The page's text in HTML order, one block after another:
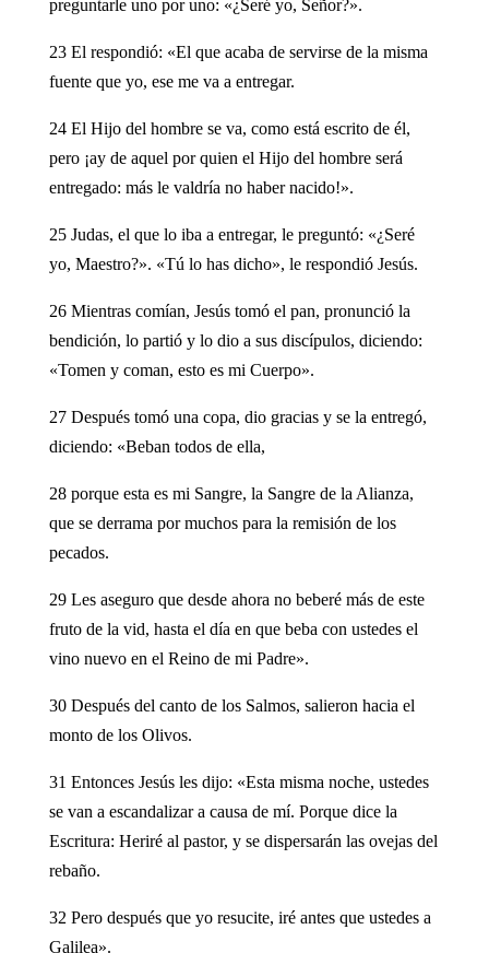
preguntarle uno por uno: «¿Seré yo, Señor?».
23 El respondió: «El que acaba de servirse de la misma
fuente que yo, ese me va a entregar.
24 El Hijo del hombre se va, como está escrito de él,
pero ¡ay de aquel por quien el Hijo del hombre será
entregado: más le valdría no haber nacido!».
25 Judas, el que lo iba a entregar, le preguntó: «¿Seré
yo, Maestro?». «Tú lo has dicho», le respondió Jesús.
26 Mientras comían, Jesús tomó el pan, pronunció la
bendición, lo partió y lo dio a sus discípulos, diciendo:
«Tomen y coman, esto es mi Cuerpo».
27 Después tomó una copa, dio gracias y se la entregó,
diciendo: «Beban todos de ella,
28 porque esta es mi Sangre, la Sangre de la Alianza,
que se derrama por muchos para la remisión de los
pecados.
29 Les aseguro que desde ahora no beberé más de este
fruto de la vid, hasta el día en que beba con ustedes el
vino nuevo en el Reino de mi Padre».
30 Después del canto de los Salmos, salieron hacia el
monto de los Olivos.
31 Entonces Jesús les dijo: «Esta misma noche, ustedes
se van a escandalizar a causa de mí. Porque dice la
Escritura: Heriré al pastor, y se dispersarán las ovejas del
rebaño.
32 Pero después que yo resucite, iré antes que ustedes a
Galilea».